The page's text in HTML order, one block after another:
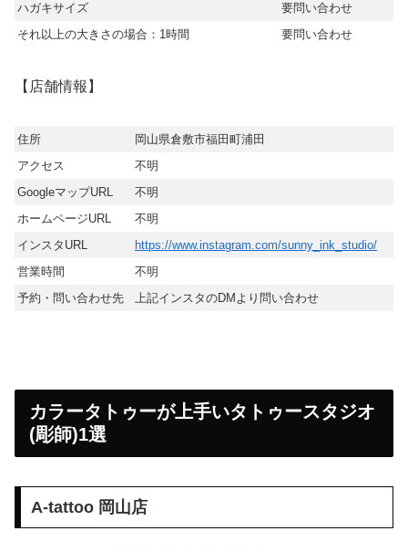
ハガキサイズ
要問い合わせ
それ以上の大きさの場合：1時間
要問い合わせ
【店舗情報】
住所
岡山県倉敷市福田町浦田
アクセス
不明
GoogleマップURL
不明
ホームページURL
不明
インスタURL
https://www.instagram.com/sunny_ink_studio/
営業時間
不明
予約・問い合わせ先
上記インスタのDMより問い合わせ
カラータトゥーが上手いタトゥースタジオ
(彫師)1選
A-tattoo 岡山店